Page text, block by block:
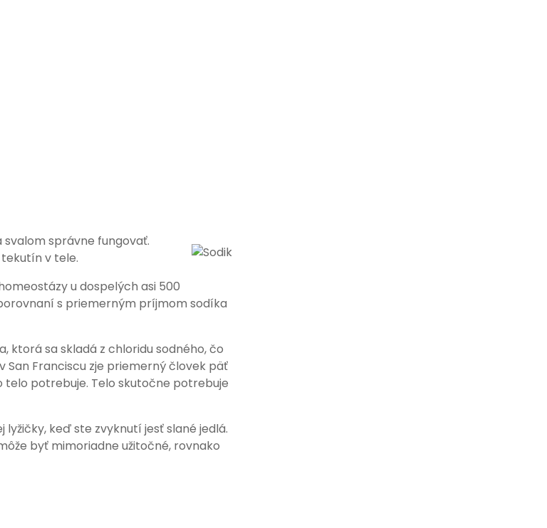
svalom správne fungovať.
v tele.
u dospelých asi 500
s priemerným príjmom sodíka
ktorá sa skladá z chloridu sodného, čo
San Franciscu zje priemerný človek päť
telo potrebuje. Telo skutočne potrebuje
keď ste zvyknutí jesť slané jedlá.
byť mimoriadne užitočné, rovnako